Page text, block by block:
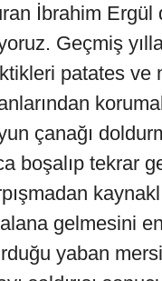
İbrahim Ergül
Geçmiş
patates ve
çanağı
boşalıp tekrar
gelmesini
yaban